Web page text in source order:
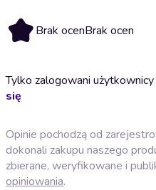
Brak ocenBrak ocen
Tylko zalogowani
się
Opinie pochodzą od
dokonali zakupu naszego
zbierane, weryfikowane i
opiniowania.